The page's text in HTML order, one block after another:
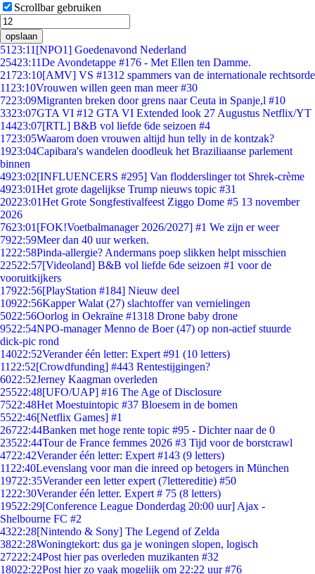
Scrollbar gebruiken
opslaan
51 23:11 [NPO1] Goedenavond Nederland
25423:11De Avondetappe #176 - Met Ellen ten Damme.
21723:10[AMV] VS #1312 spammers van de internationale rechtsorde
11 23:10Vrouwen willen geen man meer #30
7223:09Migranten breken door grens naar Ceuta in Spanje,l #10
3323:07GTA VI #12 GTA VI Extended look 27 Augustus Netflix/YT
14423:07[RTL] B&B vol liefde 6de seizoen #4
1723:05Waarom doen vrouwen altijd hun telly in de kontzak?
1923:04Capibara's wandelen doodleuk het Braziliaanse parlement
binnen
4923:02[INFLUENCERS #295] Van flodderslinger tot Shrek-crème
4923:01Het grote dagelijkse Trump nieuws topic #31
20223:01Het Grote Songfestivalfeest Ziggo Dome #5 13 november
2026
7623:01 [FOK!Voetbalmanager 2026/2027] #1 We zijn er weer
7922:59Meer dan 40 uur werken.
1222:58Pinda-allergie? Andermans poep slikken helpt misschien
22522:57[Videoland] B&B vol liefde 6de seizoen #1 voor de
vooruitkijkers
17922:56[PlayStation #184] Nieuw deel
10922:56Kapper Walat (27) slachtoffer van vernielingen
5022:56Oorlog in Oekraïne #1318 Drone baby drone
9522:54NPO-manager Menno de Boer (47) op non-actief stuurde
dick-pic rond
14022:52Verander één letter: Expert #91 (10 letters)
11 22:52[Crowdfunding] #443 Rentestijgingen?
6022:52Jerney Kaagman overleden
25522:48[UFO/UAP] #16 The Age of Disclosure
7522:48Het Moestuintopic #37 Bloesem in de bomen
5522:46[Netflix Games] #1
26722:44Banken met hoge rente topic #95 - Dichter naar de 0
23522:44Tour de France femmes 2026 #3 Tijd voor de borstcrawl
4722:42Verander één letter: Expert #143 (9 letters)
11 22:40Levenslang voor man die inreed op betogers in München
19722:35Verander een letter expert (7lettereditie) #50
1222:30Verander één letter. Expert # 75 (8 letters)
19522:29[Conference League Donderdag 20:00 uur] Ajax -
Shelbourne FC #2
4322:28[Nintendo & Sony] The Legend of Zelda
3822:28Woningtekort: dus ga je woningen slopen, logisch
27222:24Post hier pas overleden muzikanten #32
18022:22Post hier zo vaak mogelijk om 22:22 uur #76